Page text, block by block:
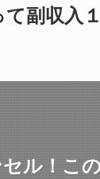
副収入
ル！こ